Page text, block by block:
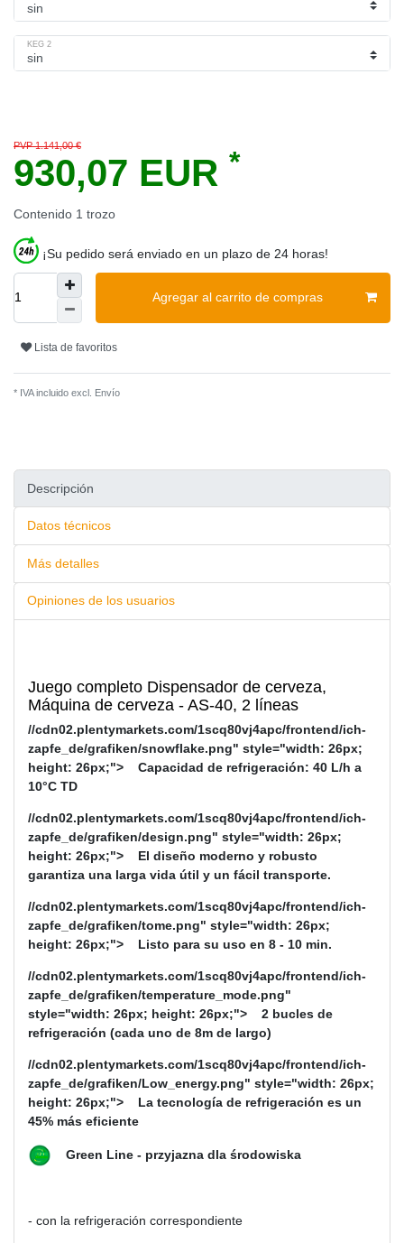
KEG 2
PVP 1.141,00 €
930,07 EUR *
Contenido 1 trozo
¡Su pedido será enviado en un plazo de 24 horas!
Agregar al carrito de compras
Lista de favoritos
* IVA incluido excl. Envío
Descripción
Datos técnicos
Más detalles
Opiniones de los usuarios
Juego completo Dispensador de cerveza,
Máquina de cerveza - AS-40, 2 líneas
//cdn02.plentymarkets.com/1scq80vj4apc/frontend/ich-
zapfe_de/grafiken/snowflake.png" style="width: 26px;
height: 26px;"> Capacidad de refrigeración: 40 L/h a
10°C TD
//cdn02.plentymarkets.com/1scq80vj4apc/frontend/ich-
zapfe_de/grafiken/design.png" style="width: 26px;
height: 26px;"> El diseño moderno y robusto
garantiza una larga vida útil y un fácil transporte.
//cdn02.plentymarkets.com/1scq80vj4apc/frontend/ich-
zapfe_de/grafiken/tome.png" style="width: 26px;
height: 26px;"> Listo para su uso en 8 - 10 min.
//cdn02.plentymarkets.com/1scq80vj4apc/frontend/ich-
zapfe_de/grafiken/temperature_mode.png"
style="width: 26px; height: 26px;"> 2 bucles de
refrigeración (cada uno de 8m de largo)
//cdn02.plentymarkets.com/1scq80vj4apc/frontend/ich-
zapfe_de/grafiken/Low_energy.png" style="width: 26px;
height: 26px;"> La tecnología de refrigeración es un
45% más eficiente
Green Line - przyjazna dla środowiska
- con la refrigeración correspondiente